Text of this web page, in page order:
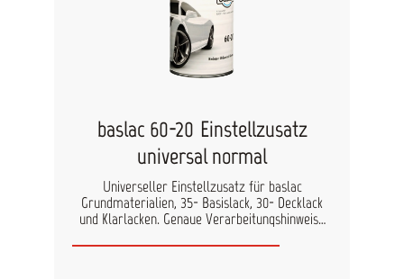
baslac 60-20 Einstellzusatz
universal normal
Universeller Einstellzusatz für baslac
Grundmaterialien, 35- Basislack, 30- Decklack
und Klarlacken. Genaue Verarbeitungshinweise
Füller und Klarlacke.